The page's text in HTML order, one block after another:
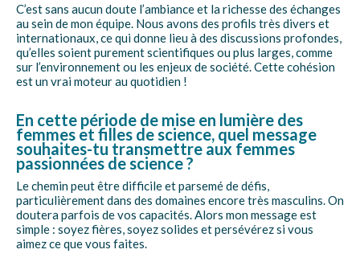
C’est sans aucun doute l’ambiance et la richesse des échanges
au sein de mon équipe. Nous avons des profils très divers et
internationaux, ce qui donne lieu à des discussions profondes,
qu’elles soient purement scientifiques ou plus larges, comme
sur l’environnement ou les enjeux de société. Cette cohésion
est un vrai moteur au quotidien !
En cette période de mise en lumière des
femmes et filles de science, quel message
souhaites-tu transmettre aux femmes
passionnées de science ?
Le chemin peut être difficile et parsemé de défis,
particulièrement dans des domaines encore très masculins. On
doutera parfois de vos capacités. Alors mon message est
simple : soyez fières, soyez solides et persévérez si vous
aimez ce que vous faites.